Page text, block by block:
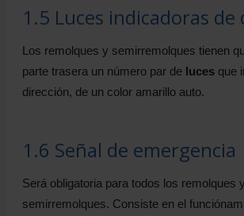
1.5 Luces indicadoras de
Los remolques y semirremolques tienen
parte trasera un número par de lucesque
dirección, de un color amarillo auto.
1.6 Señal de emergencia
Será obligatoria para todos los remolques y
semirremolques. Consiste en el